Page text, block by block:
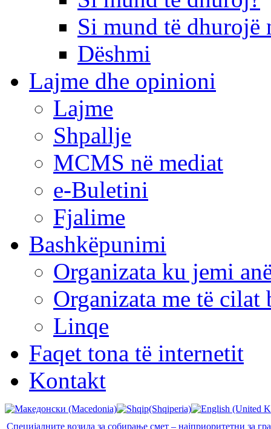
Si mund të dhurojë
Dëshmi
Lajme dhe opinioni
Lajme
Shpallje
MCMS në mediat
e-Buletini
Fjalime
Bashkëpunimi
Organizata ku jemi
Organizata me të cilat
Linqe
Faqet tona të internetit
Kontakt
Специјалните возила за собирање смет – најприоритетни за